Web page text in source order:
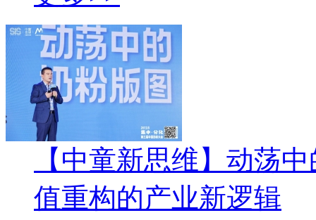
【中童新思维】动荡
值重构的产业新逻辑